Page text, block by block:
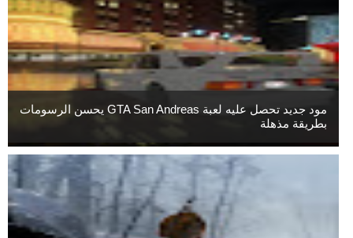
مود جديد تحصل عليه لعبة GTA San Andreas يحسن الرسومات
بطريقة مذهلة